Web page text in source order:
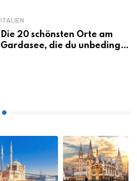
ITALIEN
Die 20 schönsten Orte am
Gardasee, die du unbedingt